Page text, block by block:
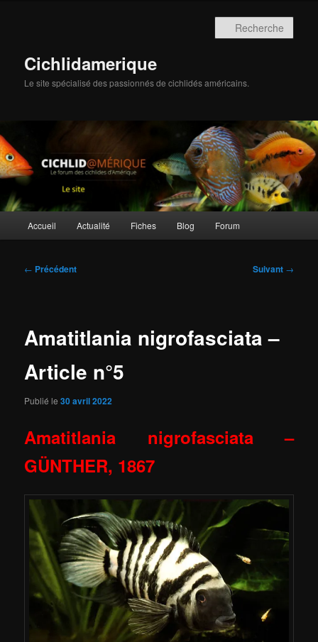
Cichlidamerique
Le site spécialisé des passionnés de cichlidés américains.
Accueil Actualité Fiches Blog Forum
Navigation
← Précédent Suivant →
Amatitlania nigrofasciata –
Article n°5
Publié le30 avril 2022
Amatitlania nigrofasciata–
GÜNTHER, 1867